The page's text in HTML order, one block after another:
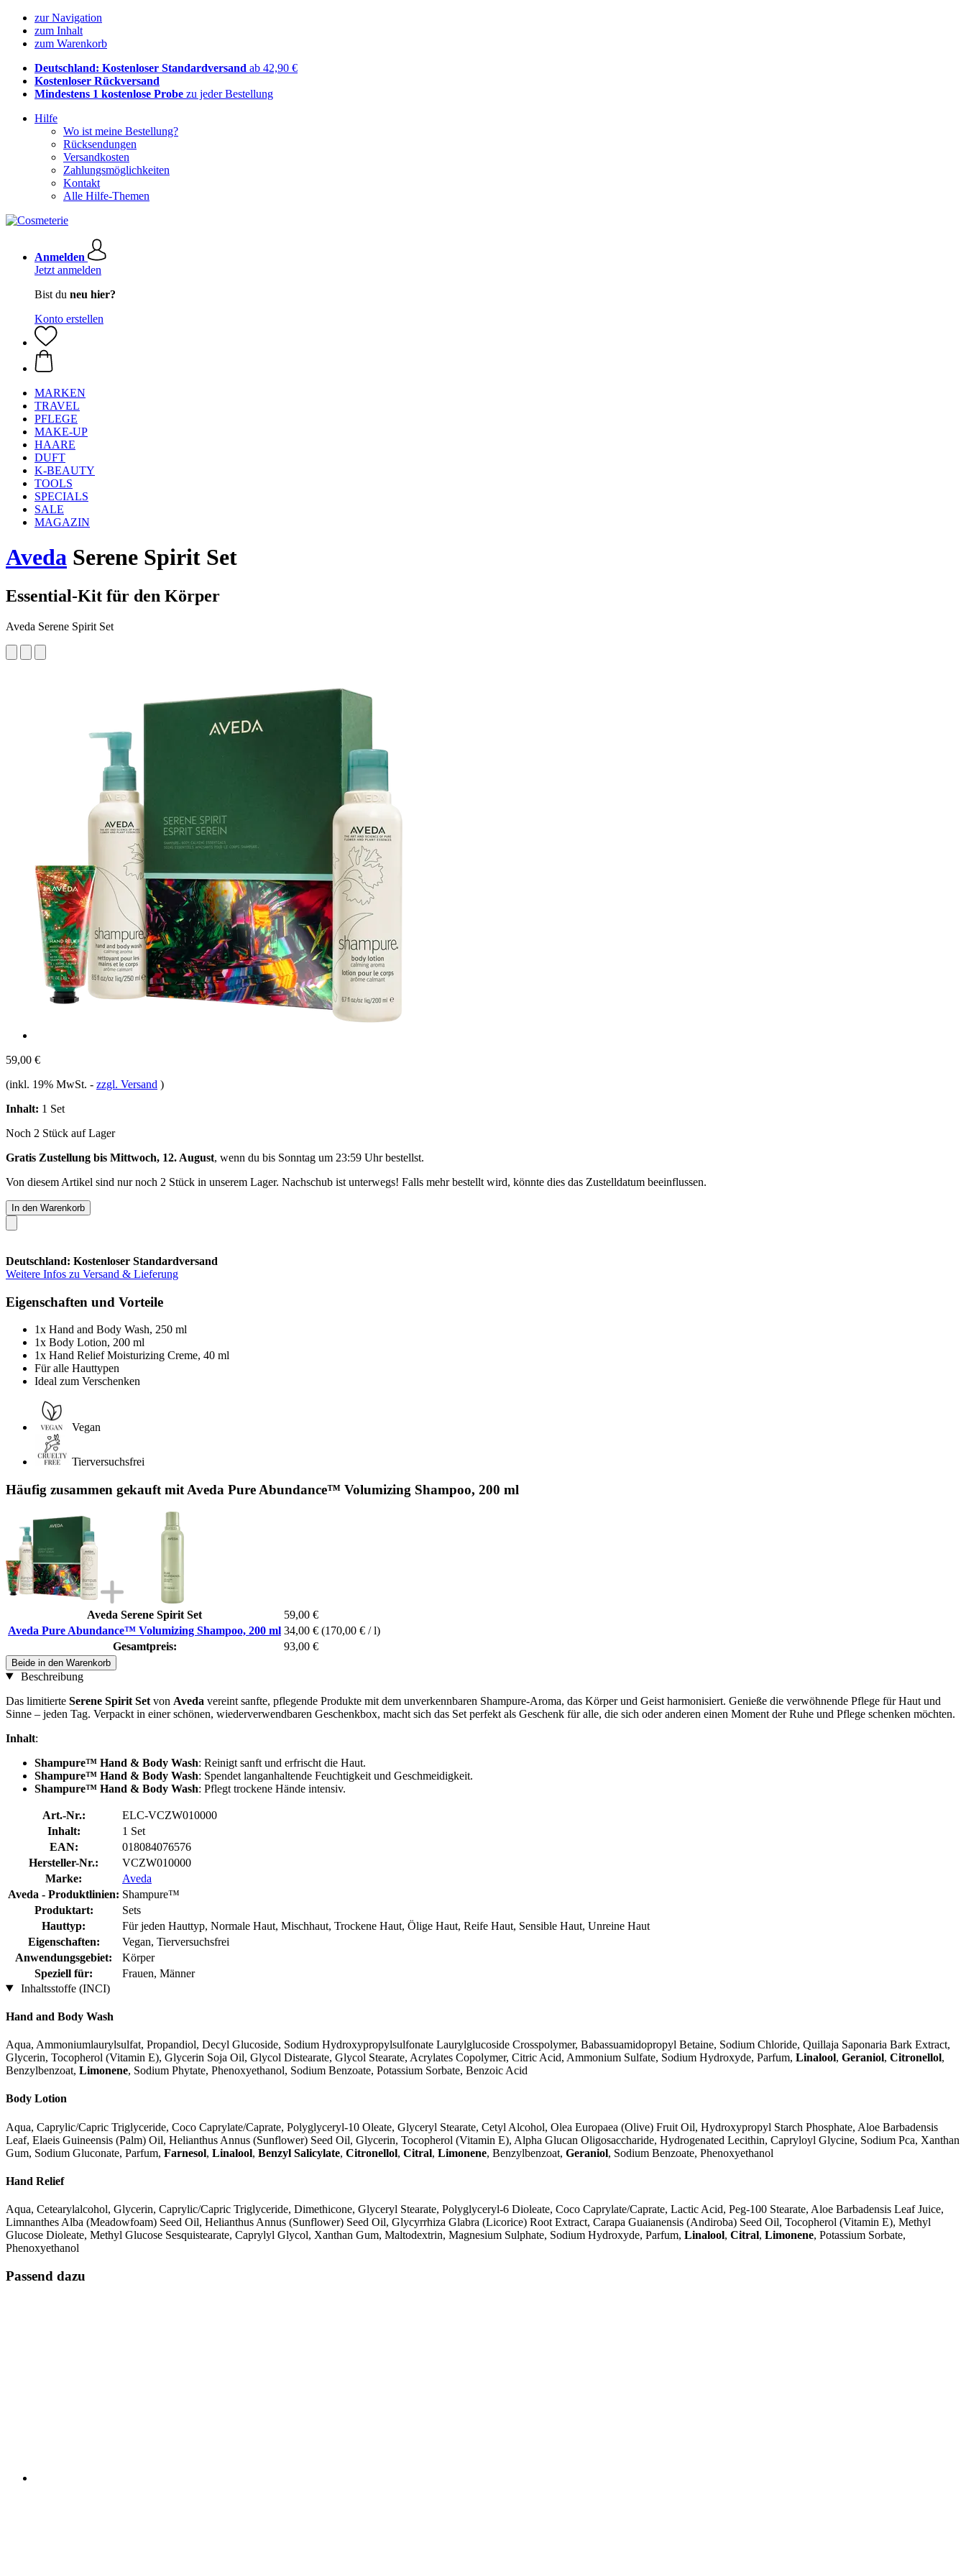
zur Navigation
zum Inhalt
zum Warenkorb
Deutschland: Kostenloser Standardversand ab 42,90 €
Kostenloser Rückversand
Mindestens 1 kostenlose Probe zu jeder Bestellung
Hilfe
Wo ist meine Bestellung?
Rücksendungen
Versandkosten
Zahlungsmöglichkeiten
Kontakt
Alle Hilfe-Themen
Anmelden
Jetzt anmelden
Bist du neu hier?
Konto erstellen
MARKEN
TRAVEL
PFLEGE
MAKE-UP
HAARE
DUFT
K-BEAUTY
TOOLS
SPECIALS
SALE
MAGAZIN
Aveda Serene Spirit Set
Essential-Kit für den Körper
Aveda Serene Spirit Set
59,00 €
(inkl. 19% MwSt. - zzgl. Versand )
Inhalt: 1 Set
Noch 2 Stück auf Lager
Gratis Zustellung bis Mittwoch, 12. August, wenn du bis Sonntag um 23:59 Uhrbestellst.
Von diesem Artikel sind nur noch 2 Stück in unserem Lager. Nachschub ist unterwegs! Falls mehr bestellt wird, könnte dies das Zustelldatum beeinflussen.
In den Warenkorb
Deutschland: Kostenloser Standardversand
Weitere Infos zu Versand & Lieferung
Eigenschaften und Vorteile
1x Hand and Body Wash, 250 ml
1x Body Lotion, 200 ml
1x Hand Relief Moisturizing Creme, 40 ml
Für alle Hauttypen
Ideal zum Verschenken
Vegan
Tierversuchsfrei
Häufig zusammen gekauft mit Aveda Pure Abundance™ Volumizing Shampoo, 200 ml
Aveda Serene Spirit Set
59,00 €
Aveda Pure Abundance™ Volumizing Shampoo, 200 ml 34,00 € (170,00 € / l)
Gesamtpreis:
93,00 €
Beide in den Warenkorb
Beschreibung
Das limitierte Serene Spirit Set von Aveda vereint sanfte, pflegende Produkte mit dem unverkennbaren Shampure-Aroma, das Körper und Geist harmonisiert. Genieße die verwöhnende Pflege für Haut und
Sinne – jeden Tag. Verpackt in einer schönen, wiederverwendbaren Geschenkbox, macht sich das Set perfekt als Geschenk für alle, die sich oder anderen einen Moment der Ruhe und Pflege schenken möchten.
Inhalt:
Shampure™ Hand & Body Wash: Reinigt sanft und erfrischt die Haut.
Shampure™ Hand & Body Wash: Spendet langanhaltende Feuchtigkeit und Geschmeidigkeit.
Shampure™ Hand & Body Wash: Pflegt trockene Hände intensiv.
Art.-Nr.:
ELC-VCZW010000
Inhalt:
1 Set
EAN:
018084076576
Hersteller-Nr.:
VCZW010000
Marke:
Aveda
Aveda - Produktlinien: Shampure™
Produktart:
Sets
Hauttyp:
Für jeden Hauttyp, Normale Haut, Mischhaut, Trockene Haut, Ölige Haut, Reife Haut, Sensible Haut, Unreine Haut
Eigenschaften:
Vegan, Tierversuchsfrei
Anwendungsgebiet:
Körper
Speziell für:
Frauen, Männer
Inhaltsstoffe (INCI)
Hand and Body Wash
Aqua, Ammoniumlaurylsulfat, Propandiol, Decyl Glucoside, Sodium Hydroxypropylsulfonate Laurylglucoside Crosspolymer, Babassuamidopropyl Betaine, Sodium Chloride, Quillaja Saponaria Bark Extract,
Glycerin, Tocopherol (Vitamin E), Glycerin Soja Oil, Glycol Distearate, Glycol Stearate, Acrylates Copolymer, Citric Acid, Ammonium Sulfate, Sodium Hydroxyde, Parfum, Linalool, Geraniol, Citronellol,
Benzylbenzoat, Limonene, Sodium Phytate, Phenoxyethanol, Sodium Benzoate, Potassium Sorbate, Benzoic Acid
Body Lotion
Aqua, Caprylic/Capric Triglyceride, Coco Caprylate/Caprate, Polyglyceryl-10 Oleate, Glyceryl Stearate, Cetyl Alcohol, Olea Europaea (Olive) Fruit Oil, Hydroxypropyl Starch Phosphate, Aloe Barbadensis
Leaf, Elaeis Guineensis (Palm) Oil, Helianthus Annus (Sunflower) Seed Oil, Glycerin, Tocopherol (Vitamin E), Alpha Glucan Oligosaccharide, Hydrogenated Lecithin, Capryloyl Glycine, Sodium Pca, Xanthan
Gum, Sodium Gluconate, Parfum, Farnesol, Linalool, Benzyl Salicylate, Citronellol, Citral, Limonene, Benzylbenzoat, Geraniol, Sodium Benzoate, Phenoxyethanol
Hand Relief
Aqua, Cetearylalcohol, Glycerin, Caprylic/Capric Triglyceride, Dimethicone, Glyceryl Stearate, Polyglyceryl-6 Dioleate, Coco Caprylate/Caprate, Lactic Acid, Peg-100 Stearate, Aloe Barbadensis Leaf Juice,
Limnanthes Alba (Meadowfoam) Seed Oil, Helianthus Annus (Sunflower) Seed Oil, Glycyrrhiza Glabra (Licorice) Root Extract, Carapa Guaianensis (Andiroba) Seed Oil, Tocopherol (Vitamin E), Methyl
Glucose Dioleate, Methyl Glucose Sesquistearate, Caprylyl Glycol, Xanthan Gum, Maltodextrin, Magnesium Sulphate, Sodium Hydroxyde, Parfum, Linalool, Citral, Limonene, Potassium Sorbate,
Phenoxyethanol
Passend dazu